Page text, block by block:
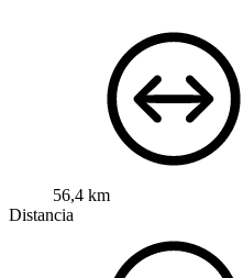
56,4 km
Distancia